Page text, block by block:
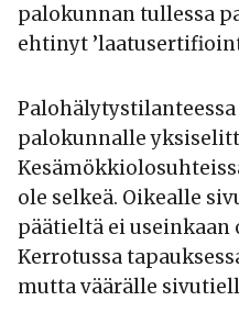
palokunnan tullessa
ehtinyt
palokunnalle
ole selkeä. Oikealle
päätieltä ei useinkaan
Kerrotussa
mutta väärälle